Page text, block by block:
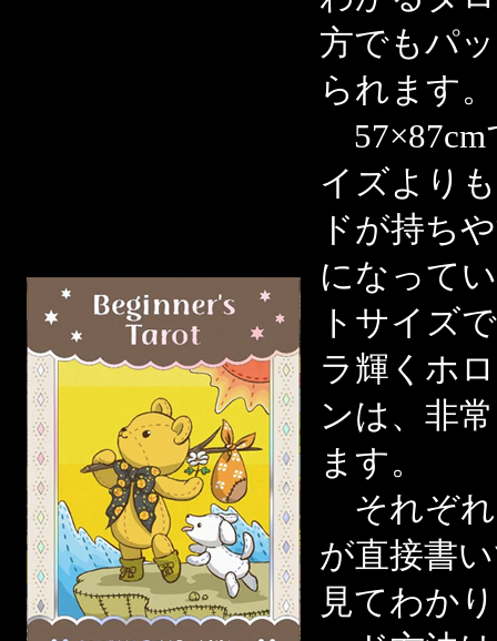
方でもパ
られます。
57×87cm
イズより
ドが持ち
になって
トサイズ
ラ輝くホ
ンは、非
ます。
それぞれ
が直接書
見てわか